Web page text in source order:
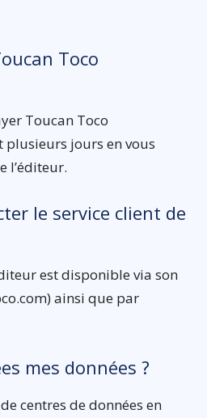
Toco
Toucan Toco
jours en vous
l’éditeur.
le service client de
est disponible via son
ainsi que par
mes données ?
centres de données en